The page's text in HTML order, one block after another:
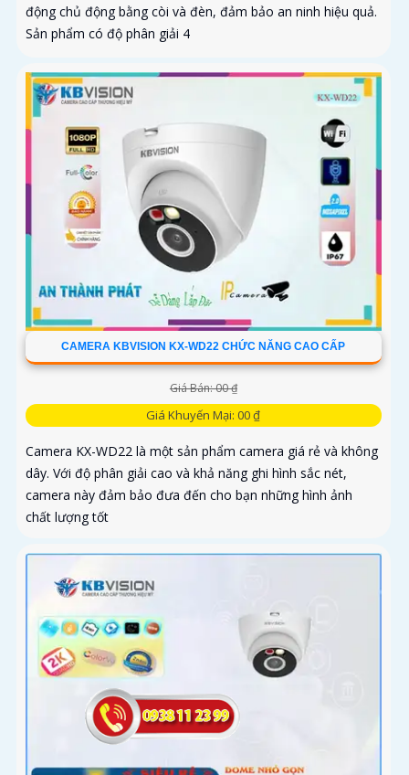
động chủ động bằng còi và đèn, đảm bảo an ninh hiệu quả.
Sản phẩm có độ phân giải 4
CAMERA KBVISION KX-WD22 CHỨC NĂNG CAO CẤP
Giá Bán: 00 ₫
Giá Khuyến Mại: 00 ₫
Camera KX-WD22 là một sản phẩm camera giá rẻ và không
dây. Với độ phân giải cao và khả năng ghi hình sắc nét,
camera này đảm bảo đưa đến cho bạn những hình ảnh
chất lượng tốt